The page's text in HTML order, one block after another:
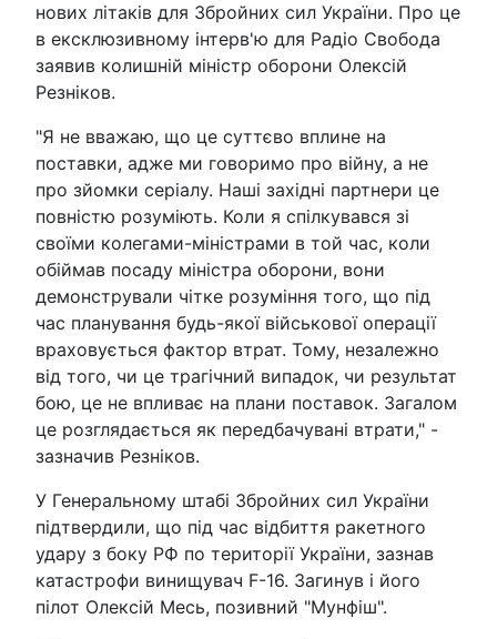
нових літаків для Збройних сил України. Про це
в ексклюзивному інтерв'ю для Радіо Свобода
заявив колишній міністр оборони Олексій
Резніков.
"Я не вважаю, що це суттєво вплине на
поставки, адже ми говоримо про війну, а не
про зйомки серіалу. Наші західні партнери це
повністю розуміють. Коли я спілкувався зі
своїми колегами-міністрами в той час, коли
обіймав посаду міністра оборони, вони
демонстрували чітке розуміння того, що під
час планування будь-якої військової операції
враховується фактор втрат. Тому, незалежно
від того, чи це трагічний випадок, чи результат
бою, це не впливає на плани поставок. Загалом
це розглядається як передбачувані втрати," -
зазначив Резніков.
У Генеральному штабі Збройних сил України
підтвердили, що під час відбиття ракетного
удару з боку РФ по території України, зазнав
катастрофи винищувач F-16. Загинув і його
пілот Олексій Месь, позивний "Мунфіш".